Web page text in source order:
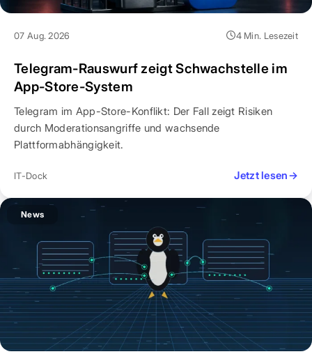
07 Aug. 2026 4 Min. Lesezeit
Telegram-Rauswurf zeigt Schwachstelle im
App-Store-System
Telegram im App-Store-Konflikt: Der Fall zeigt Risiken
durch Moderationsangriffe und wachsende
Plattformabhängigkeit.
IT-Dock Jetzt lesen→
News